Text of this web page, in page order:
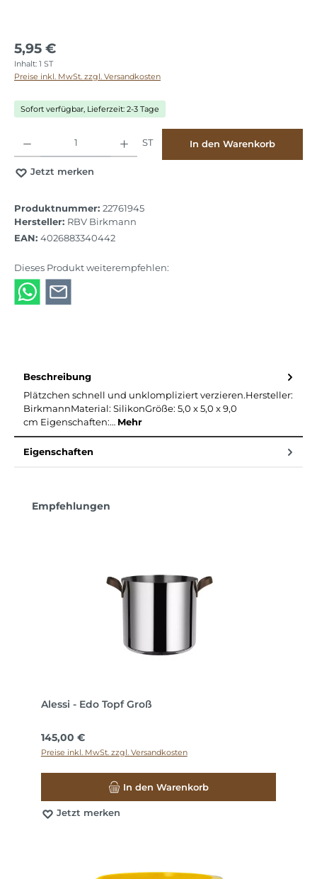
5,95 €
Inhalt: 1 ST
Preise inkl. MwSt. zzgl. Versandkosten
Sofort verfügbar, Lieferzeit: 2-3 Tage
ST In den Warenkorb
Jetzt merken
Produktnummer: 22761945
Hersteller: RBV Birkmann
EAN: 4026883340442
Dieses Produkt weiterempfehlen:
Beschreibung
Plätzchen schnell und unklompliziert verzieren.Hersteller:
BirkmannMaterial: SilikonGröße: 5,0 x 5,0 x 9,0
cm Eigenschaften:… Mehr
Eigenschaften
Produktgalerie überspringen
Empfehlungen
Alessi - Edo Topf Groß
Regulärer Preis:
145,00 €
Preise inkl. MwSt. zzgl. Versandkosten
In den Warenkorb
Jetzt merken